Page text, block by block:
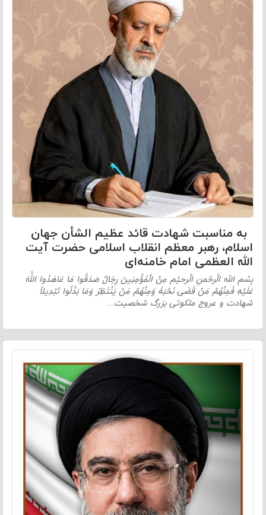
به مناسبت شهادت قائد عظیم الشأن جهان
اسلام، رهبر معظم انقلاب اسلامی حضرت آیت
الله العظمی امام خامنه‌ای
بِسْمِ الله الَّرحْمنِ الَّرحیْم مِنْ الْمُؤْمِنِینَ رِجَالٌ صَدَقُوا مَا عَاهَدُوا اللَّهَ
عَلَیْهِ فَمِنْهُمْ مَنْ قَضَی نَحْبَهُ وَمِنْهُمْ مَنْ یَنْتَظِرُ وَمَا بَدَّلُوا تَبْدِیلاً
شهادت و عروج ملکوتی بزرگ شخصیت…